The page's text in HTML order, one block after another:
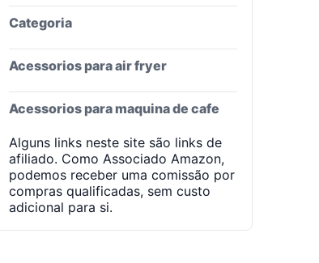
Categoria
Acessorios para air fryer
Acessorios para maquina de cafe
Alguns links neste site são links de
afiliado. Como Associado Amazon,
podemos receber uma comissão por
compras qualificadas, sem custo
adicional para si.